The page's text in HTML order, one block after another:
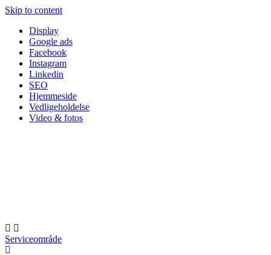
Skip to content
Display
Google ads
Facebook
Instagram
Linkedin
SEO
Hjemmeside
Vedligeholdelse
Video & fotos
Serviceområde